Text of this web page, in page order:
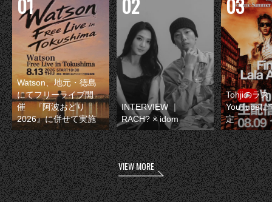
Watson、地元・徳島
にてフリーライブ開
催 『阿波おどり
2026』に併せて実施
INTERVIEW ｜
RACH? × idom
Tohjiのラス
YouTubeに
定
VIEW MORE